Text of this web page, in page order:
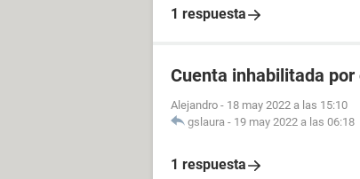
1 respuesta
Cuenta inhabilitada
Alejandro - 18 may 2022 a las 15:10
gslaura - 19 may 2022 a las 06:18
1 respuesta